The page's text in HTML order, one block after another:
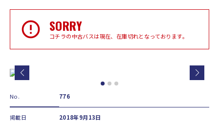
SORRY
コチラの中古バスは現在、在庫切れとなっております。
No. 776
掲載日 2018年9月13日